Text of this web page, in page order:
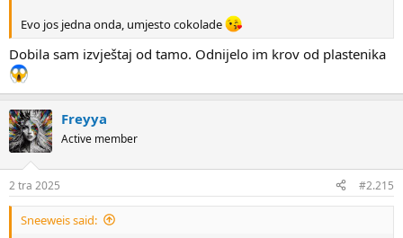
Evo jos jedna onda, umjesto cokolade
Dobila sam izvještaj od tamo. Odnijelo im krov od plastenika
Freyya
Active member
2 tra 2025 #2.215
Sneeweis said: